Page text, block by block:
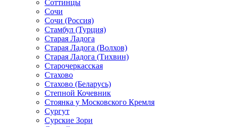
Соттинцы
Сочи
Сочи (Россия)
Стамбул (Турция)
Старая Ладога
Старая Ладога (Волхов)
Старая Ладога (Тихвин)
Старочеркасская
Стахово
Стахово (Беларусь)
Степной Кочевник
Стоянка у Московского Кремля
Сургут
Сурские Зори